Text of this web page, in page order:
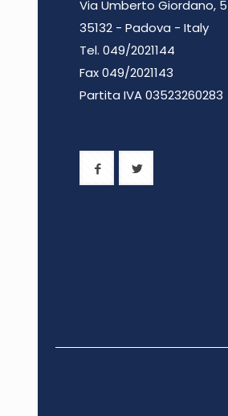
Via Umberto Giordano, 5
35132 - Padova - Italy
Tel. 049/2021144
Fax 049/2021143
Partita IVA 03523260283